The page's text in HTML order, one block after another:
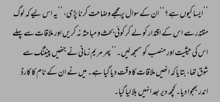
’’ایسا کیوں ہے؟‘‘ ان کے سوال پر مجھے وضاحت کرنا پڑی، ’’یہ اس لیے کہ لوگ
مقتدر سے اس کے اقتدار کو لے کر کوئی بحث و مباحثہ نہ کریں اور ملاقات سے پہلے
اس کی حیثیت اور منصب کو سمجھ لیں۔‘‘ پھر مریم زمانی نے جنھیں پینٹنگ سے
شوق تھا، بتایا کہ انھیں ملاقات کا وقت دیا گیا ہے۔ میں نے ان کے نام کا کارڈ
اندر بھجوا دیا۔ کچھ دیر بعد انہیں بلا لیا گیا۔